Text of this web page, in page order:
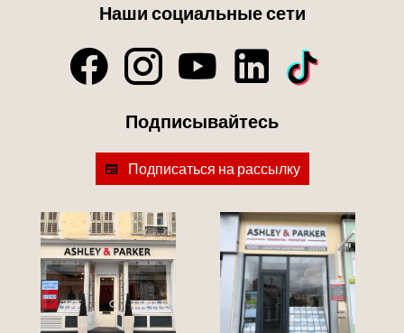
Наши социальные сети
Подписывайтесь
Подписаться на рассылку